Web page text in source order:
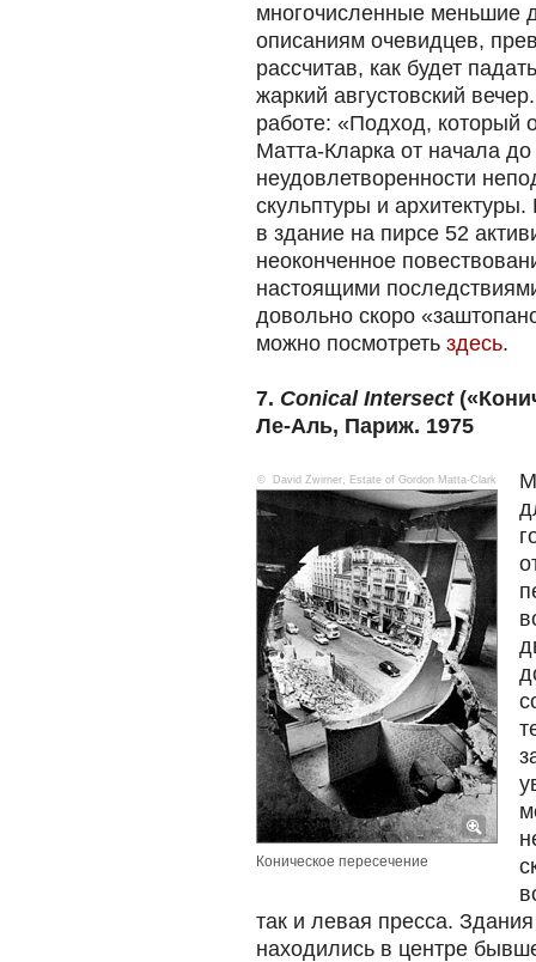
многочисленные меньшие
описаниям очевидцев,
рассчитав, как будет
жаркий августовский
работе: «Подход, который
Матта-Кларка от начала
неудовлетворенности
скульптуры и
в здание на пирсе 52
неоконченное
настоящими
довольно скоро
можно посмотреть здесь.
7. Conical Intersect
Ле-Аль, Париж. 1975
© David Zwirner, Estate of Gordon Matta-Clark
Коническое пересечение
так и левая пресса.
находились в центре